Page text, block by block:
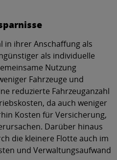
in ihrer Anschaffung als
als individuelle
Nutzung
Fahrzeuge und
reduzierte Fahrzeuganzahl
da auch weniger
Kosten für Versicherung,
Darüber hinaus
die kleinere Flotte auch im
und Verwaltungsaufwand